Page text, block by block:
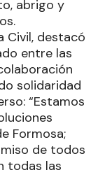
abrigo y
Civil, destacó
entre las
solidaridad
“Estamos
Formosa;
de todos
todas las